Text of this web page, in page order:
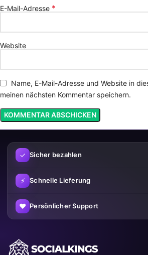
E-Mail-Adresse *
Website
Name, E-Mail-Adresse und Website in
meinen nächsten Kommentar speichern.
✓ Sicher bezahlen
⚡ Schnelle Lieferung
♥ Persönlicher Support